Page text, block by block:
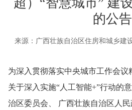
的公告
来源： 广西壮族自治区住房和城乡建
为深入贯彻落实中央城市工作会议
关于深入实施“人工智能+”行动的
治区委员会、 广西壮族自治区人